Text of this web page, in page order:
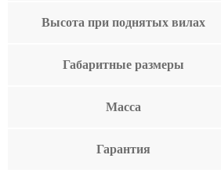
Высота при поднятых вилах
Габаритные размеры
Масса
Гарантия